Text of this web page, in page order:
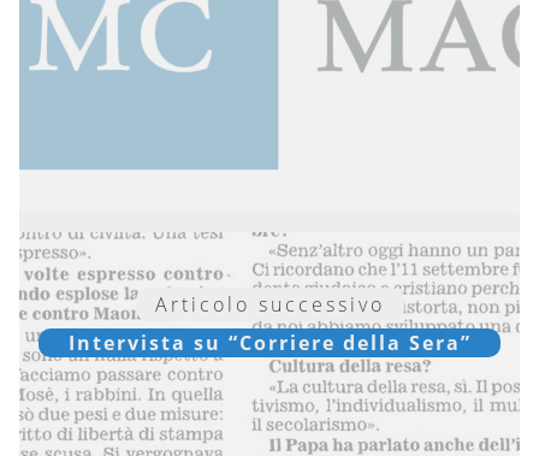
Articolo successivo
Intervista su “Corriere della Sera”